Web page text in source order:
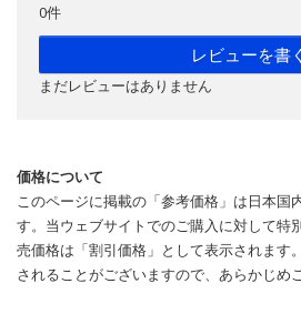
0件
レビューを書く
まだレビューはありません
価格について
このページに掲載の「参考価格」は日本国
す。当ウェブサイトでのご購入に対して特
売価格は「割引価格」として表示されます
されることがございますので、あらかじめ